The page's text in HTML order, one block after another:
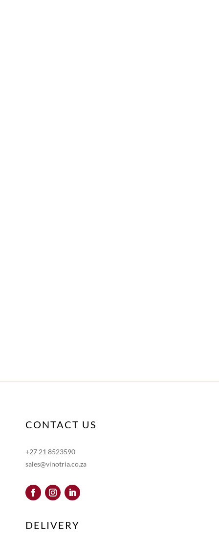
CONTACT US
+27 21 8523590
sales@vinotria.co.za
DELIVERY